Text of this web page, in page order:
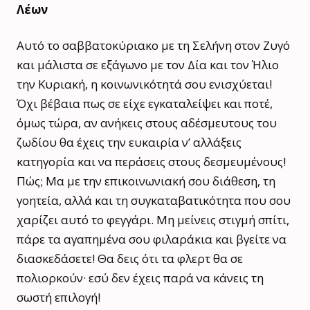
Λέων
Αυτό το σαββατοκύριακο με τη Σελήνη στον Ζυγό
και μάλιστα σε εξάγωνο με τον Δία και τον Ήλιο
την Κυριακή, η κοινωνικότητά σου ενισχύεται!
Όχι βέβαια πως σε είχε εγκαταλείψει και ποτέ,
όμως τώρα, αν ανήκεις στους αδέσμευτους του
ζωδίου θα έχεις την ευκαιρία ν’ αλλάξεις
κατηγορία και να περάσεις στους δεσμευμένους!
Πώς; Μα με την επικοινωνιακή σου διάθεση, τη
γοητεία, αλλά και τη συγκαταβατικότητα που σου
χαρίζει αυτό το φεγγάρι. Μη μείνεις στιγμή σπίτι,
πάρε τα αγαπημένα σου φιλαράκια και βγείτε να
διασκεδάσετε! Θα δεις ότι τα φλερτ θα σε
πολιορκούν· εσύ δεν έχεις παρά να κάνεις τη
σωστή επιλογή!